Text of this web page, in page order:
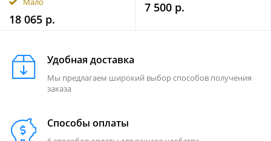
18 065 р.
7 500 р.
Удобная доставка
Мы предлагаем широкий выбор способов получения
заказа
Способы оплаты